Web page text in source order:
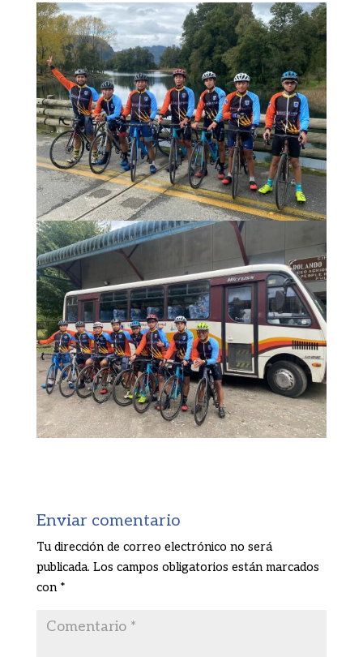
Enviar comentario
Tu dirección de correo electrónico no será
publicada. Los campos obligatorios están marcados
con *